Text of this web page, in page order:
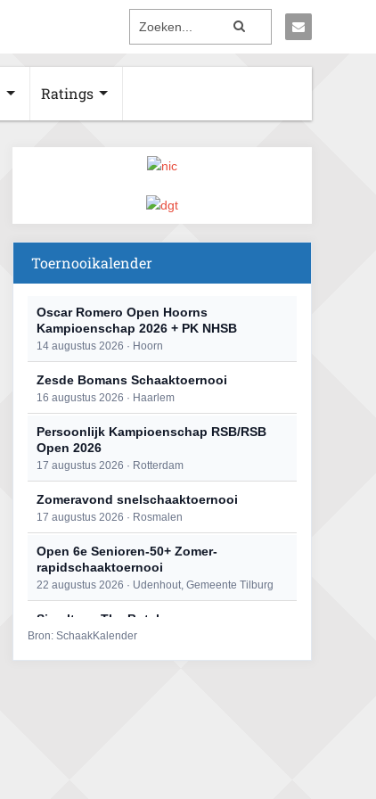
Ratings
Toernooikalender
Oscar Romero Open Hoorns
Kampioenschap 2026 + PK NHSB
14 augustus 2026 · Hoorn
Zesde Bomans Schaaktoernooi
16 augustus 2026 · Haarlem
Persoonlijk Kampioenschap RSB/RSB
Open 2026
17 augustus 2026 · Rotterdam
Zomeravond snelschaaktoernooi
17 augustus 2026 · Rosmalen
Open 6e Senioren-50+ Zomer-
rapidschaaktoernooi
22 augustus 2026 · Udenhout, Gemeente Tilburg
Simultaan The Butcher
22 augustus 2026 · Utrecht
Bron: SchaakKalender